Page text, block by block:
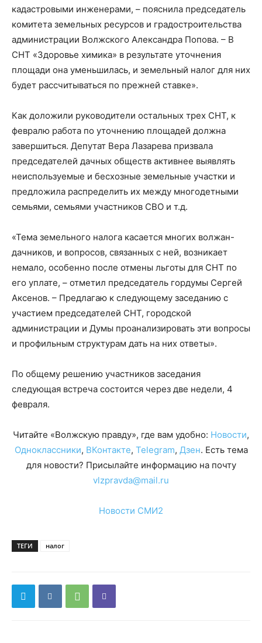
кадастровыми инженерами, – пояснила председатель
комитета земельных ресурсов и градостроительства
администрации Волжского Александра Попова. – В
СНТ «Здоровье химика» в результате уточнения
площади она уменьшилась, и земельный налог для них
будет рассчитываться по прежней ставке».
Как доложили руководители остальных трех СНТ, к
февралю работа по уточнению площадей должна
завершиться. Депутат Вера Лазарева призвала
председателей дачных обществ активнее выявлять
неиспользуемые и бесхозные земельные участки и
предложила распределить их между многодетными
семьями, семьями участников СВО и т.д.
«Тема земельного налога касается многих волжан-
дачников, и вопросов, связанных с ней, возникает
немало, особенно после отмены льготы для СНТ по
его уплате, – отметил председатель гордумы Сергей
Аксенов. – Предлагаю к следующему заседанию с
участием председателей СНТ, городской
администрации и Думы проанализировать эти вопросы
и профильным структурам дать на них ответы».
По общему решению участников заседания
следующая встреча состоится через две недели, 4
февраля.
Читайте «Волжскую правду», где вам удобно: Новости,
Одноклассники, ВКонтакте, Telegram, Дзен. Есть тема
для новости? Присылайте информацию на почту
vlzpravda@mail.ru
Новости СМИ2
ТЕГИ налог